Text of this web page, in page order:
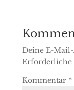
Deine E-
Erforderliche
Kommentar *